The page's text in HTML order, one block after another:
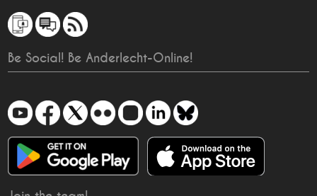
Be Social! Be Anderlecht-Online!